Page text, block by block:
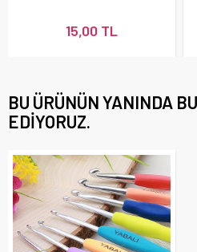
15,00 TL
BU ÜRÜNÜN YANINDA
EDIYORUZ.